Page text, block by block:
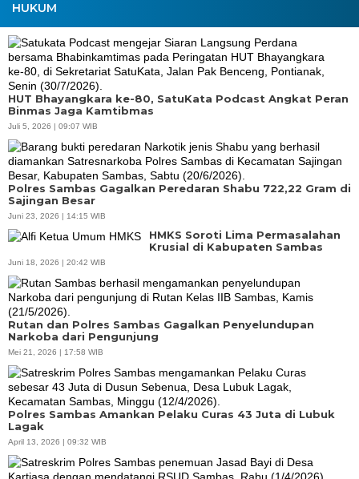
HUKUM
HUT Bhayangkara ke-80, SatuKata Podcast Angkat Peran
Binmas Jaga Kamtibmas
Juli 5, 2026 | 09:07 WIB
Polres Sambas Gagalkan Peredaran Shabu 722,22 Gram di
Sajingan Besar
Juni 23, 2026 | 14:15 WIB
HMKS Soroti Lima Permasalahan
Krusial di Kabupaten Sambas
Juni 18, 2026 | 20:42 WIB
Rutan dan Polres Sambas Gagalkan Penyelundupan
Narkoba dari Pengunjung
Mei 21, 2026 | 17:58 WIB
Polres Sambas Amankan Pelaku Curas 43 Juta di Lubuk
Lagak
April 13, 2026 | 09:32 WIB